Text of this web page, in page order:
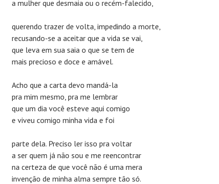
a mulher que desmaia ou o recém-falecido,
querendo trazer de volta, impedindo a morte,
recusando-se a aceitar que a vida se vai,
que leva em sua saia o que se tem de
mais precioso e doce e amável.
Acho que a carta devo mandá-la
pra mim mesmo, pra me lembrar
que um dia você esteve aqui comigo
e viveu comigo minha vida e foi
parte dela. Preciso ler isso pra voltar
a ser quem já não sou e me reencontrar
na certeza de que você não é uma mera
invenção de minha alma sempre tão só.